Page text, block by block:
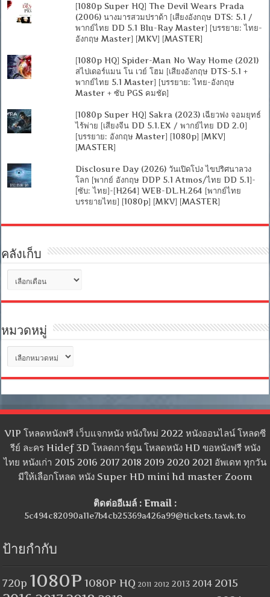
[1080p Super HQ] The Devil Wears Prada
(2006) นางมารสวมปราด้า [เสียงอังกฤษ DTS: 5.1 /
พากย์ไทย DD 5.1 Blu-Ray Master] [บรรยาย: ไทย-
อังกฤษ Master] [MKV] [MASTER]
[1080p HQ] Spider-Man No Way Home (2021)
สไปเดอร์แมน โน เวย์ โฮม [เสียงอังกฤษ DTS-5.1 +
พากย์ไทย 5.1 Master] [บรรยาย: ไทย-อังกฤษ
Master + ซับ PGS คมชัด]
[1080p Super HQ] Sakra (2023) เฉียวฟง จอมยุทธ์
ไร้พ่าย [เสียงจีน DD 5.1.EX / พากย์ไทย DD 2.0]
[บรรยาย: อังกฤษ Master] [1080p] [MKV]
[MASTER]
Disclosure Day (2026) วันเปิดโปง ไขปริศนาลวง
โลก [พากย์ อังกฤษ DDP 5.1 Atmos/ไทย DD 5.1]-
[ซับ: ไทย]-[H264] WEB-DL.H.264 [พากย์ไทย
บรรยายไทย] [1080p] [MKV] [MASTER]
คลังเก็บ
เก็บ
หมวดหมู่
หมู่
VIP โหลดหนังฟรี เว็บแจกหนัง หนังใหม่ 2022 หนังออนไลน์ โหลดซี
รีย์ ละคร Hidef 3D โหลดการ์ตูน โหลดหนัง HD ขอหนังฟรี หนัง
ไทย หนังเก่า 2015 2016 2017 2018 2019 2020 2021 อัพเดท ทุกวัน
มีให้เลือกโหลด หนัง Super HD mini hd master Zoom
ติดต่ออีเมล์ : Email :
5c494c82090a11e7b4cb25369a426a99@tickets.tawk.to
ป้ายกำกับ
720p 1080P 1080P HQ 2011 2012 2013 2014 2015